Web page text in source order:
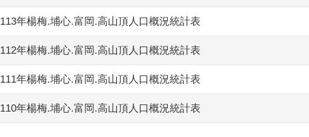
113年楊梅.埔心.富岡.高山頂人口概況統計表
112年楊梅.埔心.富岡.高山頂人口概況統計表
111年楊梅.埔心.富岡.高山頂人口概況統計表
110年楊梅.埔心.富岡.高山頂人口概況統計表